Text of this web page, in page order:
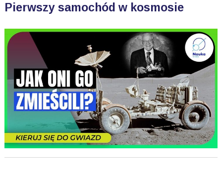
Pierwszy samochód w kosmosie